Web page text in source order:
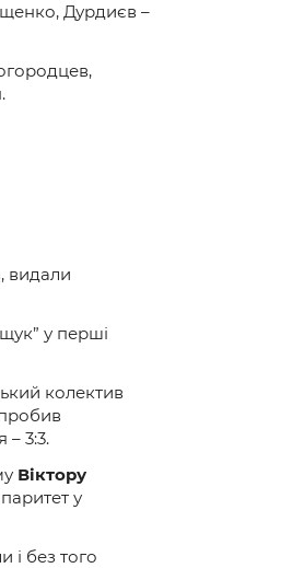
Дурдиєв –
видали
у перші
колектив
– 3:3.
Віктору
у
і без того